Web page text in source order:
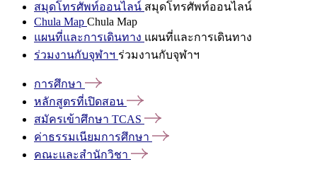
สมุดโทรศัพท์ออนไลน์ สมุดโทรศัพท์ออนไลน์
Chula Map Chula Map
แผนที่และการเดินทาง แผนที่และการเดินทาง
ร่วมงานกับจุฬาฯ ร่วมงานกับจุฬาฯ
การศึกษา
หลักสูตรที่เปิดสอน
สมัครเข้าศึกษา TCAS
ค่าธรรมเนียมการศึกษา
คณะและสำนักวิชา